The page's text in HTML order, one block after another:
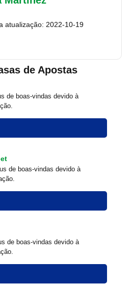
atualização: 2022-10-19
de Apostas
de boas-vindas devido à
de boas-vindas devido à
de boas-vindas devido à